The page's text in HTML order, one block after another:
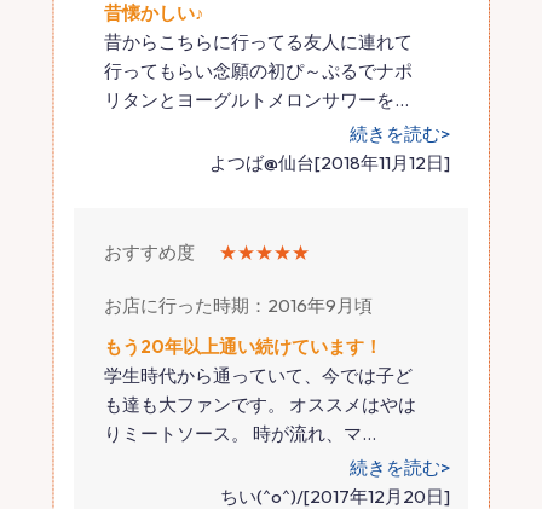
昔懐かしい♪
昔からこちらに行ってる友人に連れて
行ってもらい念願の初ぴ～ぷるでナポ
リタンとヨーグルトメロンサワーを…
続きを読む>
よつば@仙台[2018年11月12日]
おすすめ度 ★★★★★
お店に行った時期：2016年9月頃
もう20年以上通い続けています！
学生時代から通っていて、今では子ど
も達も大ファンです。 オススメはやは
りミートソース。 時が流れ、マ…
続きを読む>
ちい(^o^)/[2017年12月20日]